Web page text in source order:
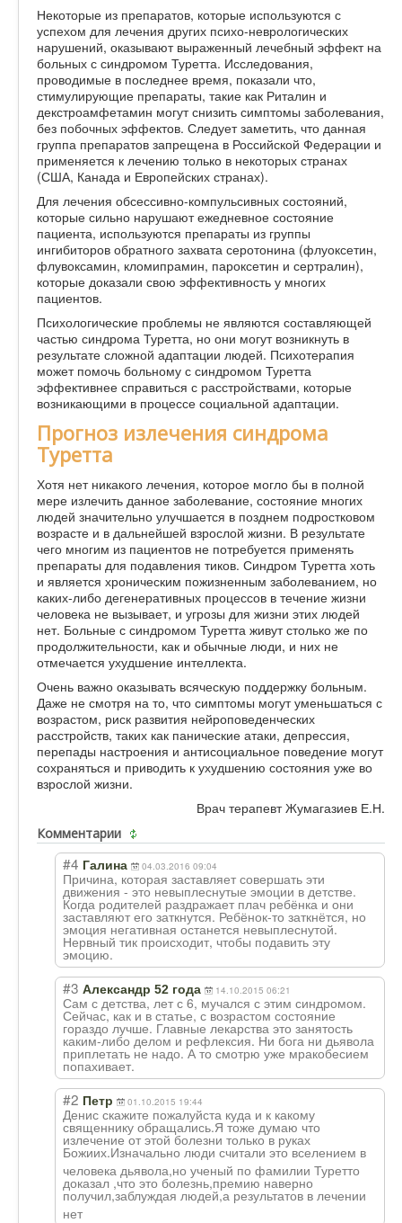
Некоторые из препаратов, которые используются с
успехом для лечения других психо-неврологических
нарушений, оказывают выраженный лечебный эффект на
больных с синдромом Туретта. Исследования,
проводимые в последнее время, показали что,
стимулирующие препараты, такие как Риталин и
декстроамфетамин могут снизить симптомы заболевания,
без побочных эффектов. Следует заметить, что данная
группа препаратов запрещена в Российской Федерации и
применяется к лечению только в некоторых странах
(США, Канада и Европейских странах).
Для лечения обсессивно-компульсивных состояний,
которые сильно нарушают ежедневное состояние
пациента, используются препараты из группы
ингибиторов обратного захвата серотонина (флуоксетин,
флувоксамин, кломипрамин, пароксетин и сертралин),
которые доказали свою эффективность у многих
пациентов.
Психологические проблемы не являются составляющей
частью синдрома Туретта, но они могут возникнуть в
результате сложной адаптации людей. Психотерапия
может помочь больному с синдромом Туретта
эффективнее справиться с расстройствами, которые
возникающими в процессе социальной адаптации.
Прогноз излечения синдрома
Туретта
Хотя нет никакого лечения, которое могло бы в полной
мере излечить данное заболевание, состояние многих
людей значительно улучшается в позднем подростковом
возрасте и в дальнейшей взрослой жизни. В результате
чего многим из пациентов не потребуется применять
препараты для подавления тиков. Синдром Туретта хоть
и является хроническим пожизненным заболеванием, но
каких-либо дегенеративных процессов в течение жизни
человека не вызывает, и угрозы для жизни этих людей
нет. Больные с синдромом Туретта живут столько же по
продолжительности, как и обычные люди, и них не
отмечается ухудшение интеллекта.
Очень важно оказывать всяческую поддержку больным.
Даже не смотря на то, что симптомы могут уменьшаться с
возрастом, риск развития нейроповеденческих
расстройств, таких как панические атаки, депрессия,
перепады настроения и антисоциальное поведение могут
сохраняться и приводить к ухудшению состояния уже во
взрослой жизни.
Врач терапевт Жумагазиев Е.Н.
Комментарии
#4 Галина 04.03.2016 09:04
Причина, которая заставляет совершать эти
движения - это невыплеснутые эмоции в детстве.
Когда родителей раздражает плач ребёнка и они
заставляют его заткнутся. Ребёнок-то заткнётся, но
эмоция негативная останется невыплеснутой.
Нервный тик происходит, чтобы подавить эту
эмоцию.
#3 Александр 52 года 14.10.2015 06:21
Сам с детства, лет с 6, мучался с этим синдромом.
Сейчас, как и в статье, с возрастом состояние
гораздо лучше. Главные лекарства это занятость
каким-либо делом и рефлексия. Ни бога ни дьявола
приплетать не надо. А то смотрю уже мракобесием
попахивает.
#2 Петр 01.10.2015 19:44
Денис скажите пожалуйста куда и к какому
священнику обращались.Я тоже думаю что
излечение от этой болезни только в руках
Божиих.Изначально люди считали это вселением в
человека дьявола,но ученый по фамилии Туретто
доказал ,что это болезнь,премию наверно
получил,заблуждая людей,а результатов в лечении
нет